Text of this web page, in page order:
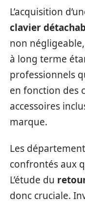
L’acquisition
clavier
non
à long terme
professionnels
en fonction des
accessoires
marque.
Les
confrontés aux
L’étude du
donc cruciale.